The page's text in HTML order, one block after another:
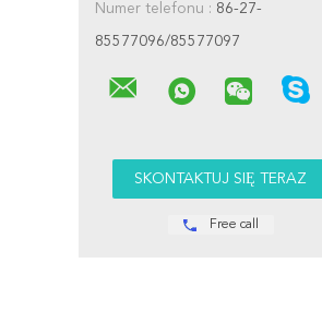
Numer telefonu : 86-27-
85577096/85577097
Free call